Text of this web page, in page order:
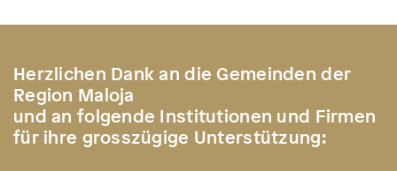
Herzlichen Dank an die Gemeinden der
Region Maloja
und an folgende Institutionen und Firmen
für ihre grosszügige Unterstützung: